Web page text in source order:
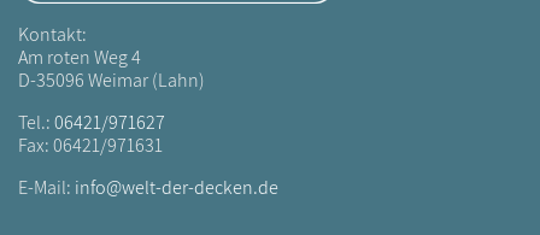
Kontakt:
Am roten Weg 4
D-35096 Weimar (Lahn)
Tel.:06421/971627
Fax: 06421/971631
E-Mail: info@welt-der-decken.de